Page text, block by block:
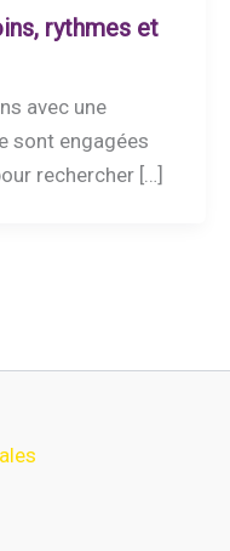
rythmes et
avec une
sont engagées
rechercher […]